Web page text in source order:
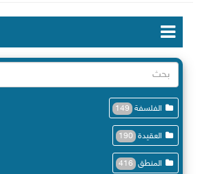
الفلسفة 149
العقيدة 190
المنطق 416